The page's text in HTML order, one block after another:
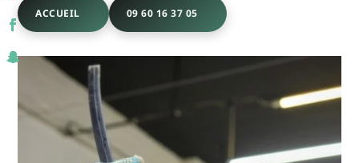
ACCUEIL 09 60 16 37 05